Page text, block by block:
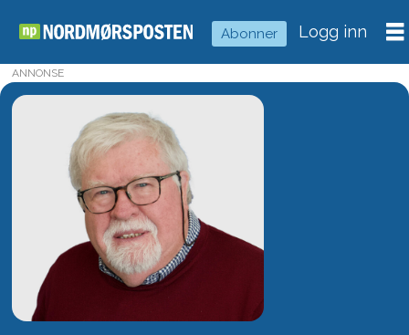
Abonner Logg inn
Per
Helge
Pedersen
Nordmørsposten
ANNONSE